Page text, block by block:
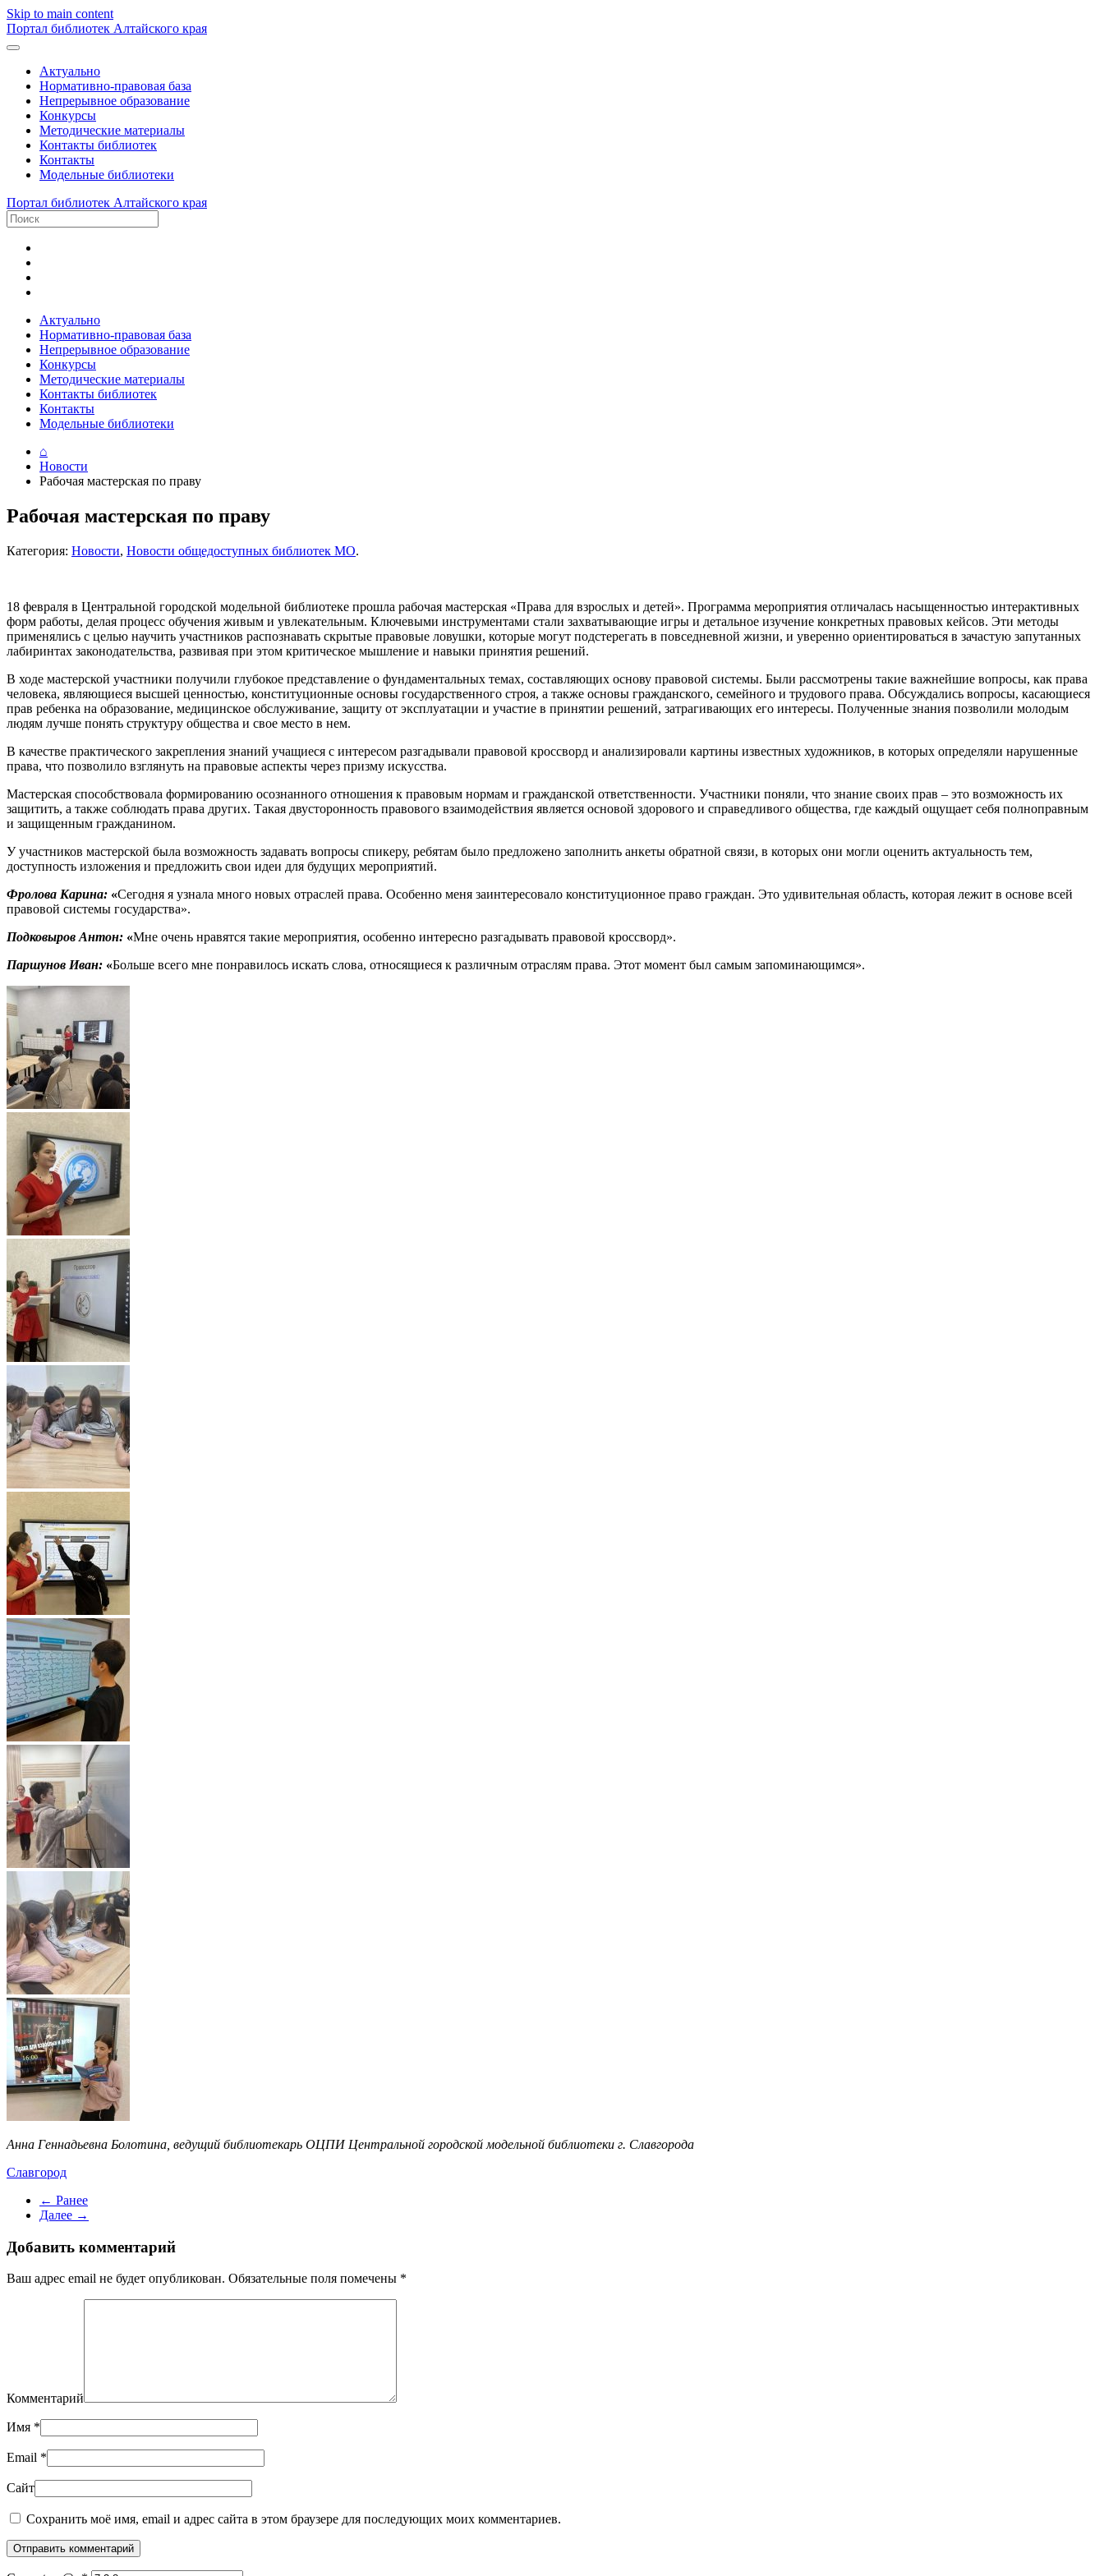
Skip to main content
Портал библиотек Алтайского края
Актуально
Нормативно-правовая база
Непрерывное образование
Конкурсы
Методические материалы
Контакты библиотек
Контакты
Модельные библиотеки
Портал библиотек Алтайского края
Актуально
Нормативно-правовая база
Непрерывное образование
Конкурсы
Методические материалы
Контакты библиотек
Контакты
Модельные библиотеки
⌂
Новости
Рабочая мастерская по праву
Рабочая мастерская по праву
Категория: Новости, Новости общедоступных библиотек МО.
18 февраля в Центральной городской модельной библиотеке прошла рабочая мастерская «Права для взрослых и детей». Программа мероприятия отличалась насыщенностью интерактивных
форм работы, делая процесс обучения живым и увлекательным. Ключевыми инструментами стали захватывающие игры и детальное изучение конкретных правовых кейсов. Эти методы
применялись с целью научить участников распознавать скрытые правовые ловушки, которые могут подстерегать в повседневной жизни, и уверенно ориентироваться в зачастую запутанных
лабиринтах законодательства, развивая при этом критическое мышление и навыки принятия решений.
В ходе мастерской участники получили глубокое представление о фундаментальных темах, составляющих основу правовой системы. Были рассмотрены такие важнейшие вопросы, как права
человека, являющиеся высшей ценностью, конституционные основы государственного строя, а также основы гражданского, семейного и трудового права. Обсуждались вопросы, касающиеся
прав ребенка на образование, медицинское обслуживание, защиту от эксплуатации и участие в принятии решений, затрагивающих его интересы. Полученные знания позволили молодым
людям лучше понять структуру общества и свое место в нем.
В качестве практического закрепления знаний учащиеся с интересом разгадывали правовой кроссворд и анализировали картины известных художников, в которых определяли нарушенные
права, что позволило взглянуть на правовые аспекты через призму искусства.
Мастерская способствовала формированию осознанного отношения к правовым нормам и гражданской ответственности. Участники поняли, что знание своих прав – это возможность их
защитить, а также соблюдать права других. Такая двусторонность правового взаимодействия является основой здорового и справедливого общества, где каждый ощущает себя полноправным
и защищенным гражданином.
У участников мастерской была возможность задавать вопросы спикеру, ребятам было предложено заполнить анкеты обратной связи, в которых они могли оценить актуальность тем,
доступность изложения и предложить свои идеи для будущих мероприятий.
Фролова Карина: «Сегодня я узнала много новых отраслей права. Особенно меня заинтересовало конституционное право граждан. Это удивительная область, которая лежит в основе всей
правовой системы государства».
Подковыров Антон: «Мне очень нравятся такие мероприятия, особенно интересно разгадывать правовой кроссворд».
Паршунов Иван: «Больше всего мне понравилось искать слова, относящиеся к различным отраслям права. Этот момент был самым запоминающимся».
Анна Геннадьевна Болотина, ведущий библиотекарь ОЦПИ Центральной городской модельной библиотеки г. Славгорода
Славгород
← Ранее
Далее →
Добавить комментарий
Ваш адрес email не будет опубликован. Обязательные поля помечены *
Комментарий
Имя *
Email *
Сайт
Сохранить моё имя, email и адрес сайта в этом браузере для последующих моих комментариев.
Отправить комментарий